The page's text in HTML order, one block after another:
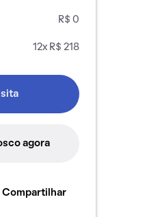
R$ 0
12x R$ 218
agora
Compartilhar